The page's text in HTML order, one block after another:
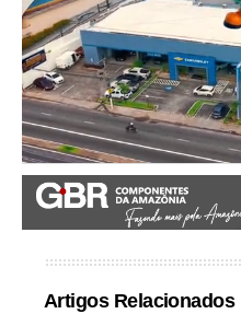
Artigos Relacionados